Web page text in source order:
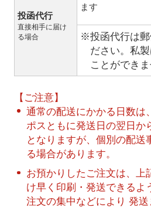
投函代行
直接相手に届け
る場合
ます
※投函代行は郵
ださい。私
ことができま
【ご注意】
通常の配送にかかる日数は
ポスともに発送日の翌日か
となりますが、個別の配送
る場合があります。
お預かりしたご注文は、上
け早く印刷・発送できるよ
注文の集中などにより 発